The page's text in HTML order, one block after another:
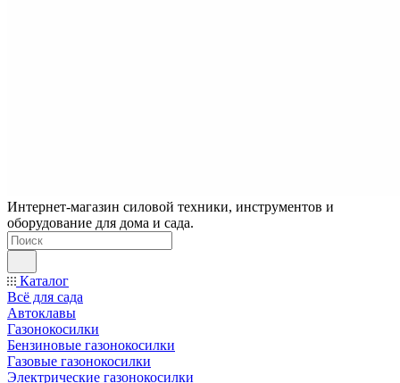
Интернет-магазин силовой техники, инструментов и
оборудование для дома и сада.
Каталог
Всё для сада
Автоклавы
Газонокосилки
Бензиновые газонокосилки
Газовые газонокосилки
Электрические газонокосилки